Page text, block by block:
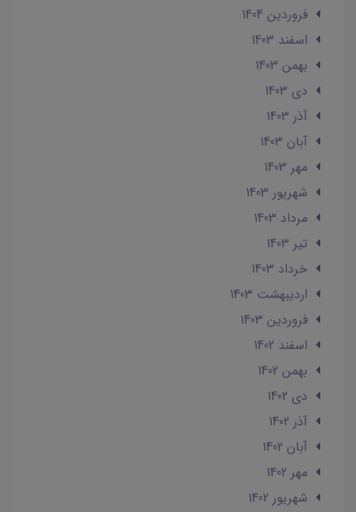
فروردین 1404
اسفند 1403
بهمن 1403
دی 1403
آذر 1403
آبان 1403
مهر 1403
شهریور 1403
مرداد 1403
تير 1403
خرداد 1403
ارديبهشت 1403
فروردین 1403
اسفند 1402
بهمن 1402
دی 1402
آذر 1402
آبان 1402
مهر 1402
شهریور 1402